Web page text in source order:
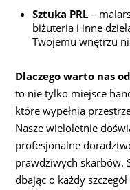
Sztuka PRL–
biżuteria i inne
Twojemu wnętrzu
Dlaczego warto nas
to nie tylko miejsce
które wypełnia
Nasze wieloletnie
profesjonalne
prawdziwych skarbów.
dbając o każdy